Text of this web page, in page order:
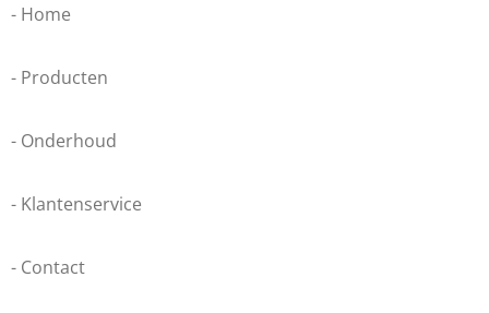
- Home
- Producten
- Onderhoud
- Klantenservice
- Contact